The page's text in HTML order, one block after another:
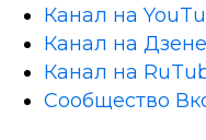
Канал на
Канал на Дзене
Канал на
Сообщество